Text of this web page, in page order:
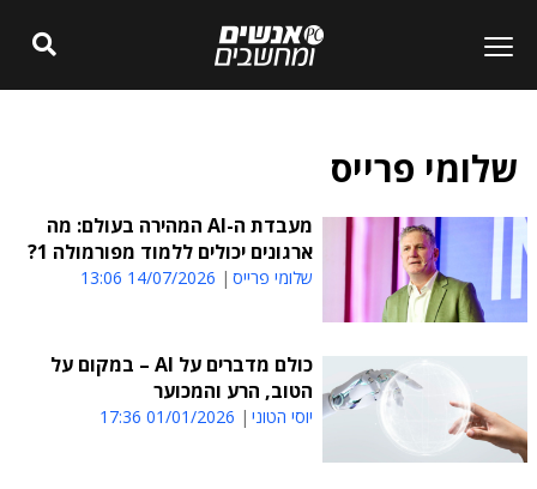
שלומי פרייס
מעבדת ה-AI המהירה בעולם: מה
ארגונים יכולים ללמוד מפורמולה 1?
שלומי פרייס 14/07/2026 13:06
כולם מדברים על AI – במקום על
הטוב, הרע והמכוער
יוסי הטוני 01/01/2026 17:36